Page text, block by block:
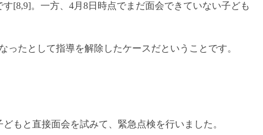
[8,9]。一方、4月8日時点でまだ面会できていない子ども
たとして指導を解除したケースだということです。
もと直接面会を試みて、緊急点検を行いました。